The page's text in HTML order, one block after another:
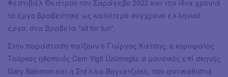
Φεστιβάλ Θεάτρου του Σαράγεβο 2022 και την ίδια χρονιά
το έργο βραβεύτηκε ως καλύτερο σύγχρονο ελληνικό
έργο, στα βραβεία "all for fun".
Στην παράσταση παίζουν ο Γιώργος Κάτσης, ο κορυφαίος
Τούρκος ηθοποιός Cem Yigit Üzümoglu, ο μουσικός επί σκηνής
Gary Salomon και η Στέλλα Βογιατζάκη, που αντικαθιστά